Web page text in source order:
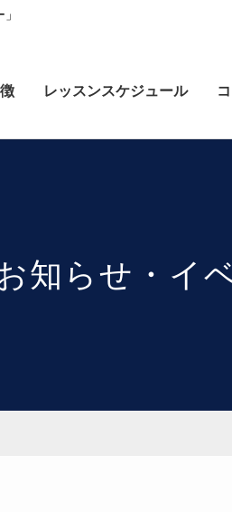
レッスンスケジュール
知らせ・イ